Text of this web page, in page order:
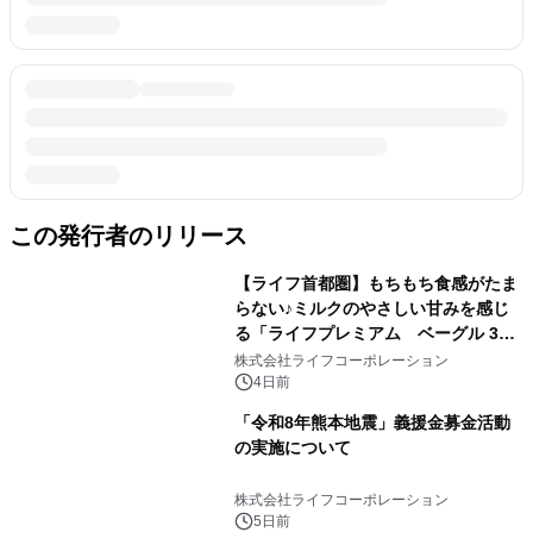
この発行者のリリース
【ライフ首都圏】もちもち食感がたま
らない♪ミルクのやさしい甘みを感じ
る「ライフプレミアム ベーグル 3
種」を新発売！
株式会社ライフコーポレーション
4日前
「令和8年熊本地震」義援金募金活動
の実施について
株式会社ライフコーポレーション
5日前